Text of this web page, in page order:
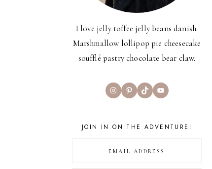
I love jelly toffee jelly beans danish.
Marshmallow lollipop pie cheesecake
soufflé pastry chocolate bear claw.
InstagramPinterest
TikTokYouTube
JOIN IN ON THE ADVENTURE!